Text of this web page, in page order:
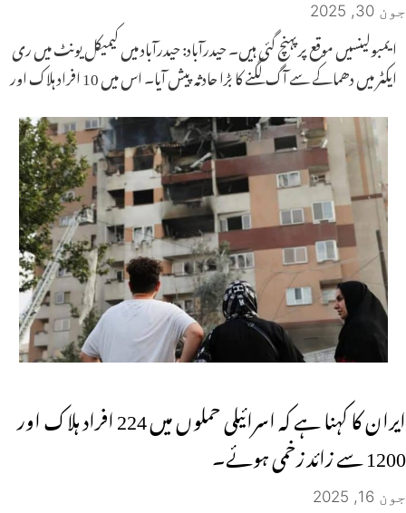
جون 30, 2025
ایمبولینسیں موقع پر پہنچ گئی ہیں۔ حیدرآباد: حیدرآباد میں کیمیکل یونٹ میں ری
ایکٹر میں دھماکے سے آگ لگنے کا بڑا حادثہ پیش آیا۔ اس میں 10 افراد ہلاک اور
ایران کا کہنا ہے کہ اسرائیلی حملوں میں 224 افراد ہلاک اور
1200 سے زائد زخمی ہوئے۔
جون 16, 2025